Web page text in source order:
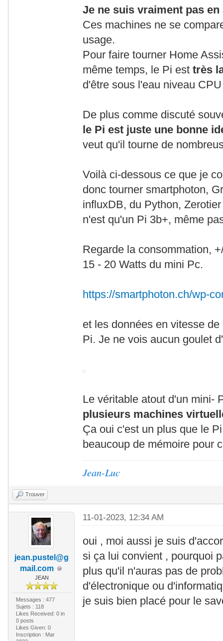
Je ne suis vraiment pas
Ces machines ne se
usage.
Pour faire tourner Home
même temps, le Pi est très
d'être sous l'eau niveau
De plus comme discuté
le Pi est juste une bonne
veut qu'il tourne de
Voilà ci-dessous ce que je
donc tourner smartphoton,
influxDB, du Python,
n'est qu'un Pi 3b+, même
Regarde la consommation,
15 - 20 Watts du mini Pc.
https://smartphoton.ch/wp-
et les données en vitesse
Pi. Je ne vois aucun goulet
Le véritable atout d'un mini-
plusieurs machines
Ça oui c'est un plus que le
beaucoup de mémoire pour
Jean-Luc
Trouver
jean.pustel@g
mail.com
JEAN
Messages : 477
Sujets : 118
Likes Received: 0in
0 posts
Likes Given: 0
Inscription : Mar
11-01-2023, 12:34 AM
oui , moi aussi je suis
si ça lui convient , pourquoi
plus qu'il n'auras pas de
d'électronique ou
je suis bien placé pour le